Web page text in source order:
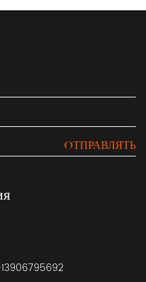
OТПРАВЛЯТЬ